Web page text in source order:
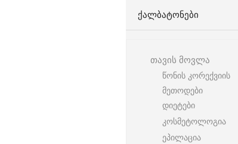
ᲥᲐᲚᲑᲐᲢᲝᲜᲔᲑᲘ
თავის მოვლა
წონის კორექვიის
მეთოდები
დიეტები
კოსმეტოლოგია
ეპილაცია